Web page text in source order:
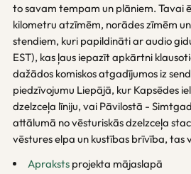
to savam tempam un plāniem. Tavai
kilometru atzīmēm, norādes zīmēm
stendiem, kuri papildināti ar audio
EST), kas ļaus iepazīt apkārtni
dažādos komiskos atgadījumos iz
piedzīvojumu Liepājā, kur Kapsēdes
dzelzceļa līniju, vai Pāvilostā -
attālumā no vēsturiskās dzelzceļa
vēstures elpa un kustības brīvība, tas
Apraksts projekta mājaslapā